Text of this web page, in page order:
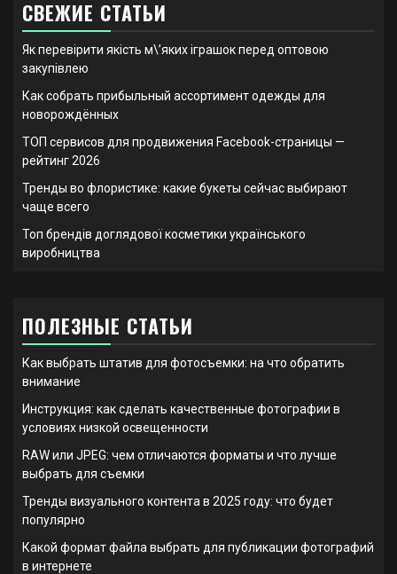
СВЕЖИЕ СТАТЬИ
Як перевірити якість м\’яких іграшок перед оптовою
закупівлею
Как собрать прибыльный ассортимент одежды для
новорождённых
ТОП сервисов для продвижения Facebook-страницы —
рейтинг 2026
Тренды во флористике: какие букеты сейчас выбирают
чаще всего
Топ брендів доглядової косметики українського
виробництва
ПОЛЕЗНЫЕ СТАТЬИ
Как выбрать штатив для фотосъемки: на что обратить
внимание
Инструкция: как сделать качественные фотографии в
условиях низкой освещенности
RAW или JPEG: чем отличаются форматы и что лучше
выбрать для съемки
Тренды визуального контента в 2025 году: что будет
популярно
Какой формат файла выбрать для публикации фотографий
в интернете